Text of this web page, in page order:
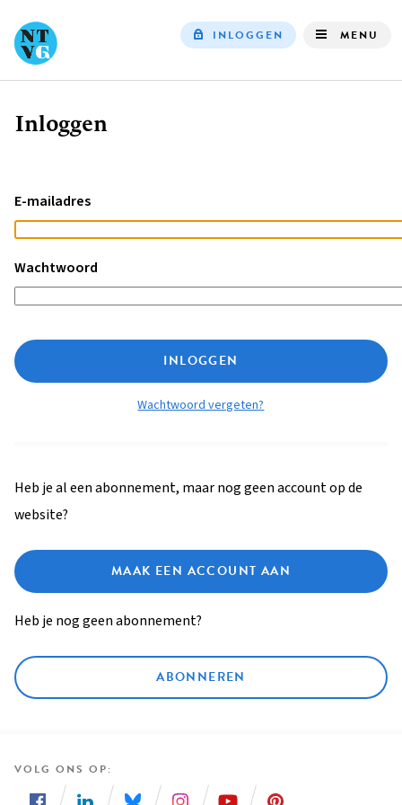
INLOGGEN MENU
Kruimelpad
Inloggen
E-mailadres
Wachtwoord
INLOGGEN
Wachtwoord vergeten?
Heb je al een abonnement, maar nog geen account op de
website?
MAAK EEN ACCOUNT AAN
Heb je nog geen abonnement?
ABONNEREN
VOLG ONS OP